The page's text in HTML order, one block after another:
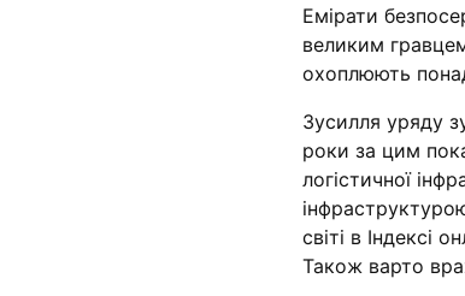
Емірати
великим
охоплюють
Зусилля уряду
роки за цим
логістичної
світі в Індексі
Також варто